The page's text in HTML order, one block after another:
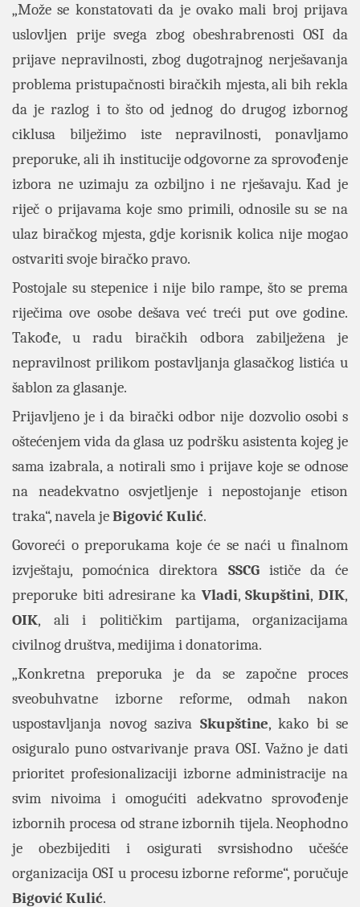
„Može se konstatovati da je ovako mali broj prijava
uslovljen prije svega zbog obeshrabrenosti OSI da
prijave nepravilnosti, zbog dugotrajnog nerješavanja
problema pristupačnosti biračkih mjesta, ali bih rekla
da je razlog i to što od jednog do drugog izbornog
ciklusa bilježimo iste nepravilnosti, ponavljamo
preporuke, ali ih institucije odgovorne za sprovođenje
izbora ne uzimaju za ozbiljno i ne rješavaju. Kad je
riječ o prijavama koje smo primili, odnosile su se na
ulaz biračkog mjesta, gdje korisnik kolica nije mogao
ostvariti svoje biračko pravo.
Postojale su stepenice i nije bilo rampe, što se prema
riječima ove osobe dešava već treći put ove godine.
Takođe, u radu biračkih odbora zabilježena je
nepravilnost prilikom postavljanja glasačkog listića u
šablon za glasanje.
Prijavljeno je i da birački odbor nije dozvolio osobi s
oštećenjem vida da glasa uz podršku asistenta kojeg je
sama izabrala, a notirali smo i prijave koje se odnose
na neadekvatno osvjetljenje i nepostojanje etison
traka“, navela jeBigovićKulić.
Govoreći o preporukama koje će se naći u finalnom
izvještaju, pomoćnica direktora SSCGističe da će
preporuke biti adresirane ka Vladi,Skupštini,DIK,
OIK, ali i političkim partijama, organizacijama
civilnog društva, medijima i donatorima.
„Konkretna preporuka je da se započne proces
sveobuhvatne izborne reforme, odmah nakon
uspostavljanja novog saziva Skupštine, kako bi se
osiguralo puno ostvarivanje prava OSI. Važno je dati
prioritet profesionalizaciji izborne administracije na
svim nivoima i omogućiti adekvatno sprovođenje
izbornih procesa od strane izbornih tijela. Neophodno
je obezbijediti i osigurati svrsishodno učešće
organizacija OSI u procesu izborne reforme“, poručuje
BigovićKulić.